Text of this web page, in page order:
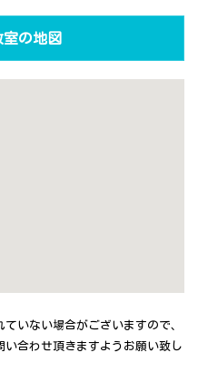
室の地図
いない場合がございますので、
合わせ頂きますようお願い致し